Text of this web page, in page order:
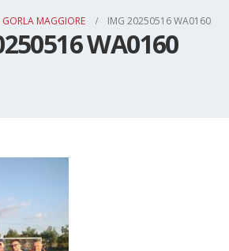
MAGGIORE IMG 20250516 WA0160
WA0160